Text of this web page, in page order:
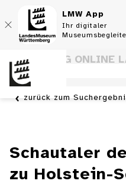
LMW App
Ihr digitaler
SAMMLUNG ONLINE
WÜRTTEMBERG
zurück zum
Schautaler
zu Holstein-